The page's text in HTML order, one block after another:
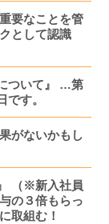
要なことを管
として認識
ついて』 …第
す。
がないかもし
（※新入社員
の３倍もらっ
取組む！